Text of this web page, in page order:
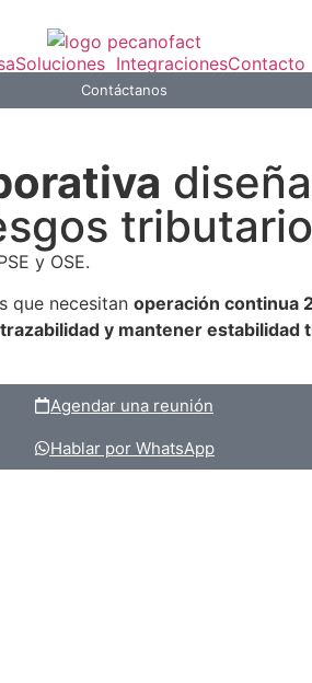
Soluciones IntegracionesContacto
Contáctanos
y OSE.
que necesitan operación continua
y mantener estabilidad
Agendar una reunión
Hablar por WhatsApp